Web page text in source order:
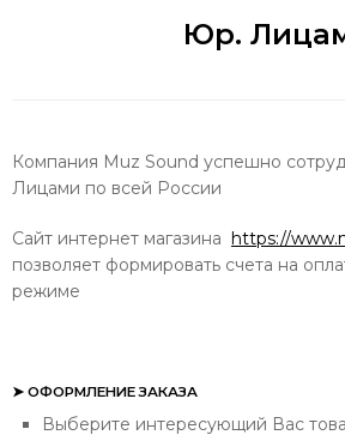
Юр.
Компания Muz Sound успешно
Лицами по всей России
Сайт интернет магазина https://
позволяет формировать счета на
режиме
➤ ОФОРМЛЕНИЕ ЗАКАЗА
Выберите интересующий Вас